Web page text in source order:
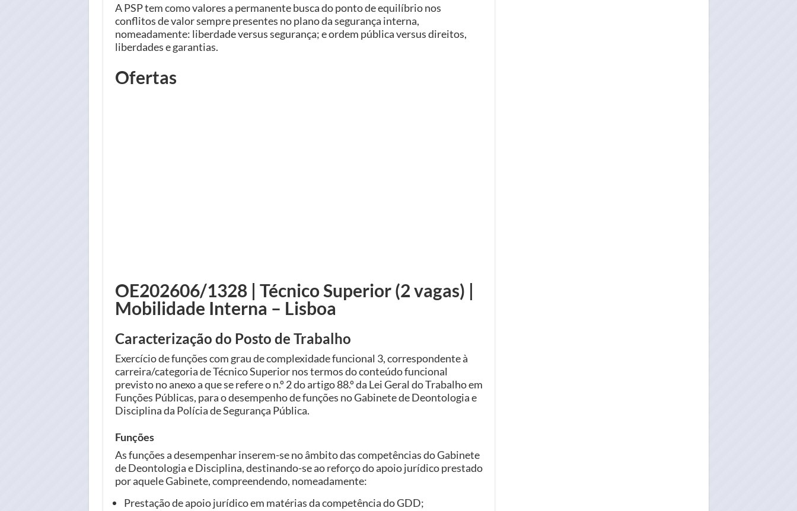
A PSP tem como valores a permanente busca do ponto de equilíbrio nos
conflitos de valor sempre presentes no plano da segurança interna,
nomeadamente: liberdade versus segurança; e ordem pública versus direitos,
liberdades e garantias.
Ofertas
OE202606/1328 | Técnico Superior (2 vagas) |
Mobilidade Interna – Lisboa
Caracterização do Posto de Trabalho
Exercício de funções com grau de complexidade funcional 3, correspondente à
carreira/categoria de Técnico Superior nos termos do conteúdo funcional
previsto no anexo a que se refere o n.º 2 do artigo 88.º da Lei Geral do Trabalho em
Funções Públicas, para o desempenho de funções no Gabinete de Deontologia e
Disciplina da Polícia de Segurança Pública.
Funções
As funções a desempenhar inserem-se no âmbito das competências do Gabinete
de Deontologia e Disciplina, destinando-se ao reforço do apoio jurídico prestado
por aquele Gabinete, compreendendo, nomeadamente:
Prestação de apoio jurídico em matérias da competência do GDD;